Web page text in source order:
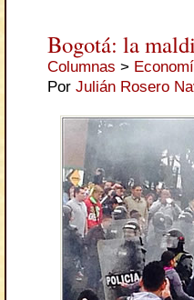
Bogotá: la
Columnas >
Por Julián Rosero